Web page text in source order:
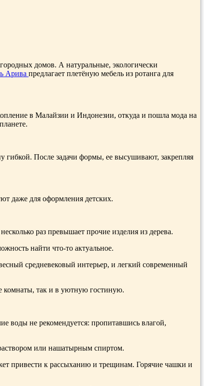
домов. А натуральные, экологически
Арива предлагает плетёную мебель из ротанга для
в Малайзии и Индонезии, откуда и пошла мода на
гибкой. После задачи формы, ее высушивают, закрепляя
даже для оформления детских.
раз превышает прочие изделия из дерева.
найти что-то актуальное.
средневековый интерьер, и легкий современный
комнаты, так и в уютную гостиную.
воды не рекомендуется: пропитавшись влагой,
или нашатырным спиртом.
привести к рассыханию и трещинам. Горячие чашки и